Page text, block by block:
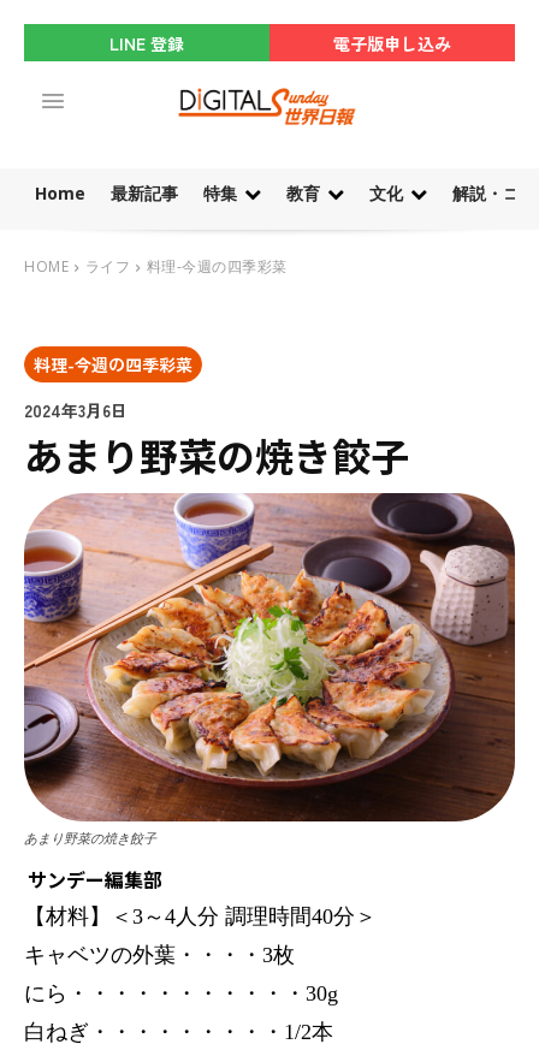
LINE 登録 電子版申し込み
Home 最新記事 特集 教育 文化 解説・コ
HOME ライフ 料理-今週の四季彩菜
料理-今週の四季彩菜
2024年3月6日
あまり野菜の焼き餃子
あまり野菜の焼き餃子
サンデー編集部
【材料】＜3～4人分 調理時間40分＞
キャベツの外葉・・・・3枚
にら・・・・・・・・・・・30g
白ねぎ・・・・・・・・・1/2本